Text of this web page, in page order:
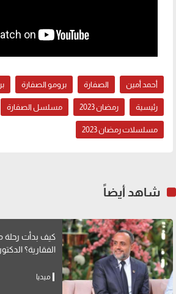
أحمد أمين الصفارة برومو الصفارة
رئيسية رمضان 2023 مسلسل الصفارة
مسلسلات رمضان 2023
شاهد أيضاً
كيف بدأت رحلة
الفقارية؟
ميديا